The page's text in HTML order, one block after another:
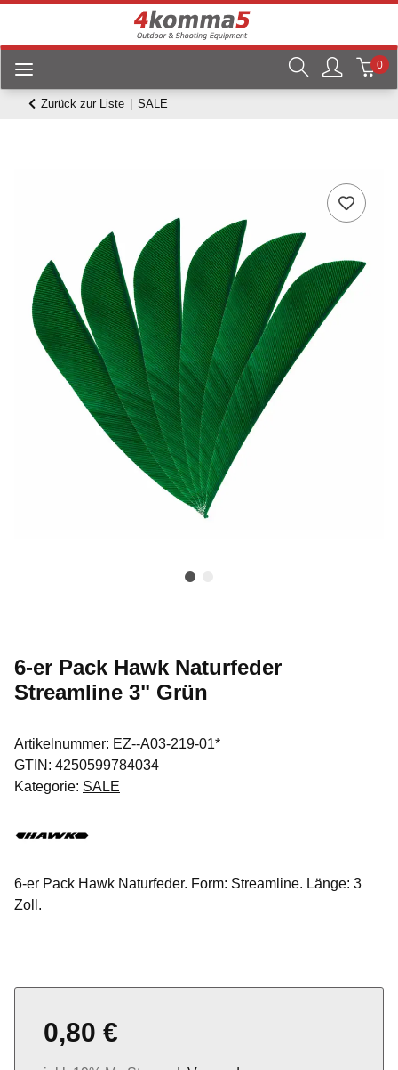
0
Zurück zur Liste SALE
6-er Pack Hawk Naturfeder
Streamline 3" Grün
Artikelnummer: EZ--A03-219-01*
GTIN: 4250599784034
Kategorie: SALE
6-er Pack Hawk Naturfeder. Form: Streamline. Länge: 3
Zoll.
0,80 €